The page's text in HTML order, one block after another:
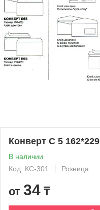
Конверт С 5 162*229
В наличии
Код: КС-301
Розница
от 34 ₸